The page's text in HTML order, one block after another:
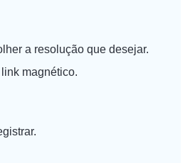
a resolução que desejar.
magnético.